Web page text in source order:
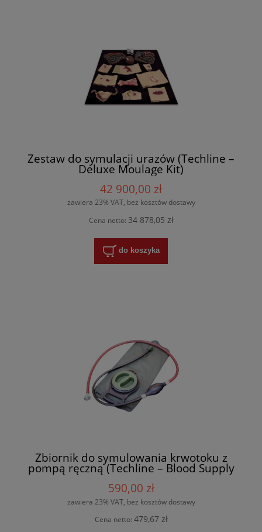
Zestaw do symulacji urazów (Techline –
Deluxe Moulage Kit)
42 900,00 zł
zawiera 23% VAT, bez kosztów dostawy
Cena netto: 34 878,05 zł
do koszyka
Zbiornik do symulowania krwotoku z
pompą ręczną (Techline – Blood Supply
590,00 zł
zawiera 23% VAT, bez kosztów dostawy
Cena netto: 479,67 zł